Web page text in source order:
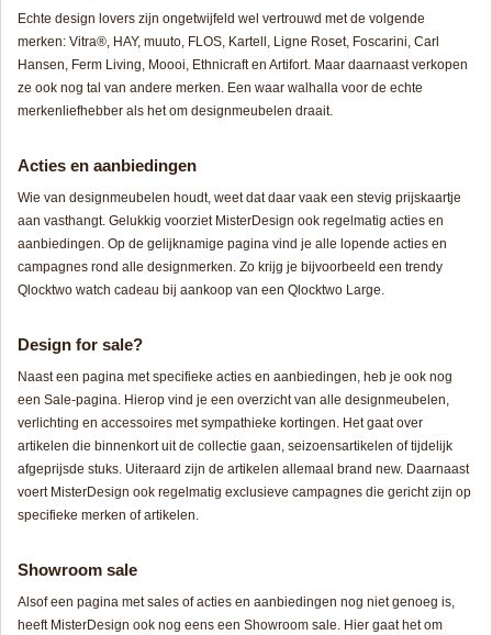
Echte design lovers zijn ongetwijfeld wel vertrouwd met de volgende
merken: Vitra®, HAY, muuto, FLOS, Kartell, Ligne Roset, Foscarini, Carl
Hansen, Ferm Living, Moooi, Ethnicraft en Artifort. Maar daarnaast verkopen
ze ook nog tal van andere merken. Een waar walhalla voor de echte
merkenliefhebber als het om designmeubelen draait.
Acties en aanbiedingen
Wie van designmeubelen houdt, weet dat daar vaak een stevig prijskaartje
aan vasthangt. Gelukkig voorziet MisterDesign ook regelmatig acties en
aanbiedingen. Op de gelijknamige pagina vind je alle lopende acties en
campagnes rond alle designmerken. Zo krijg je bijvoorbeeld een trendy
Qlocktwo watch cadeau bij aankoop van een Qlocktwo Large.
Design for sale?
Naast een pagina met specifieke acties en aanbiedingen, heb je ook nog
een Sale-pagina. Hierop vind je een overzicht van alle designmeubelen,
verlichting en accessoires met sympathieke kortingen. Het gaat over
artikelen die binnenkort uit de collectie gaan, seizoensartikelen of tijdelijk
afgeprijsde stuks. Uiteraard zijn de artikelen allemaal brand new. Daarnaast
voert MisterDesign ook regelmatig exclusieve campagnes die gericht zijn op
specifieke merken of artikelen.
Showroom sale
Alsof een pagina met sales of acties en aanbiedingen nog niet genoeg is,
heeft MisterDesign ook nog eens een Showroom sale. Hier gaat het om